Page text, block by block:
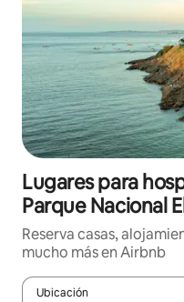
Lugares para
Parque Nacional
Reserva casas,
mucho más en Airbnb
Ubicación